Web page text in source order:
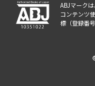
ABJマーク
コンテンツ
標（登録番